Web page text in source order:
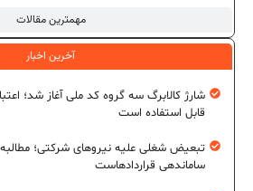
مهمترین مقالات
آخرین اخبار
شارژ کالابرگ سه گروه کد ملی آغاز شد؛
قابل استفاده است
تبعیض شغلی علیه نیروهای شرکتی؛
ساماندهی قراردادهاست